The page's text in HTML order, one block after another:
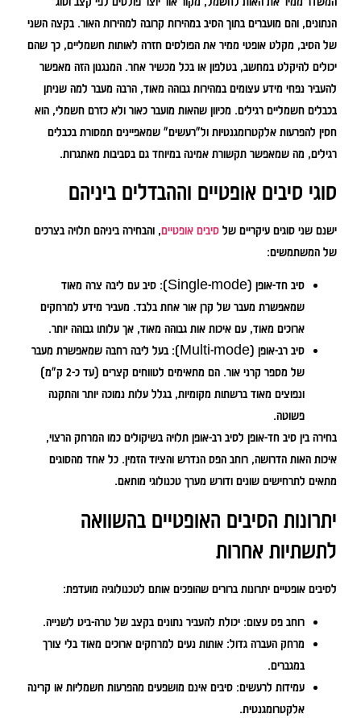
הנתונים, והם מועברים בתוך הסיב במהירות קרובה למהירות האור. בקצה השני
של הסיב, מקלט אופטי ממיר את הפולסים חזרה לאותות חשמליים, כך שהם
יכולים להיקלט במחשב, בטלפון או בכל מכשיר אחר. המנגנון הזה מאפשר
להעביר נפחי מידע עצומים במהירות גבוהה מאוד, הרבה מעבר למה שניתן
בכבלים חשמליים רגילים. מכיוון שהאות מועבר כאור ולא כזרם חשמלי, הוא
חסין להפרעות אלקטרומגנטיות ול"רעשים" שמאפיינים תמסורת בכבלים
רגילים, מה שמאפשר תקשורת אמינה במיוחד גם בסביבות מאתגרות.
סוגי סיבים אופטיים וההבדלים ביניהם
ישנם שני סוגים עיקריים של סיבים אופטיים, והבחירה ביניהם תלויה בצרכים
של המשתמשים:
סיב חד-אופן (Single-mode):
סיב עם ליבה צרה מאוד
שמאפשרת מעבר של קרן אור אחת בלבד. מעביר מידע למרחקים
ארוכים מאוד, עם איכות אות גבוהה מאוד, אך עלותו גבוהה יותר.
סיב רב-אופן (Multi-mode):
בעל ליבה רחבה שמאפשרת מעבר
של מספר קרני אור. הם מתאימים לטווחים קצרים (עד כ-2 ק"מ)
ונפוצים מאוד ברשתות מקומיות, בגלל עלות נמוכה יותר והתקנה
פשוטה.
בחירה בין סיב חד-אופן לסיב רב-אופן תלויה בשיקולים כמו המרחק הרצוי,
איכות האות הדרושה, רוחב הפס הנדרש והציוד הזמין. כל אחד מהסוגים
מתאים לתרחישים שונים ודורש מערך טכנולוגי מותאם.
יתרונות הסיבים האופטיים בהשוואה
לתשתיות אחרות
לסיבים אופטיים יתרונות ברורים שהופכים אותם לטכנולוגיה מועדפת:
רוחב פס עצום: יכולת להעביר נתונים בקצב של טרה-ביט לשנייה.
מרחק העברה גדול: אותות נעים למרחקים ארוכים מאוד בלי צורך
במגברים.
עמידות לרעשים: סיבים אינם מושפעים מהפרעות חשמליות או קרינה
אלקטרומגנטית.